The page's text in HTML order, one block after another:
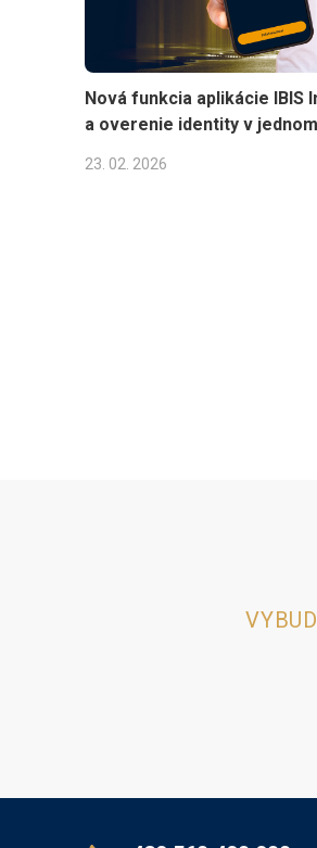
Nová funkcia aplikácie IBIS
a overenie identity v
23. 02. 2026